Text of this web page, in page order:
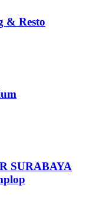
& Resto
SURABAYA